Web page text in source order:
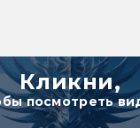
Кликни,
посмотреть